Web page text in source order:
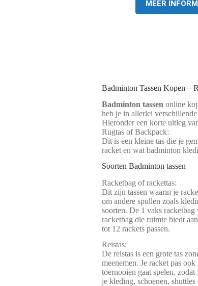
MEER
Badminton Tassen Kopen –
Badminton tassen online
heb je in allerlei
Hieronder een korte uitleg
Rugtas of Backpack:
Dit is een kleine tas die je
racket en wat badminton
Soorten Badminton tassen
Racketbag of rackettas:
Dit zijn tassen waarin je
om andere spullen zoals
soorten. De 1 vaks
racketbag die ruimte biedt
tot 12 rackets passen.
Reistas:
De reistas is een grote tas
meenemen. Je racket pas
toernooien gaat spelen,
je kleding, schoenen, shuttles